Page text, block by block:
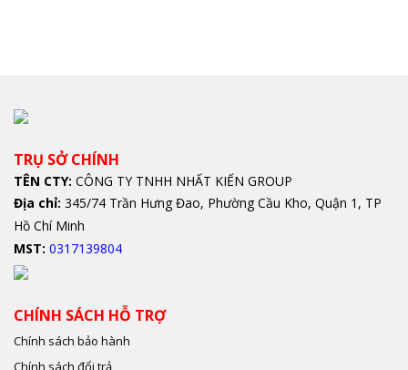
TRỤ SỞ CHÍNH
TÊN CTY: CÔNG TY TNHH NHẤT KIẾN GROUP
Địa chỉ: 345/74 Trần Hưng Đao, Phường Cầu Kho, Quận 1, TP
Hồ Chí Minh
MST: 0317139804
CHÍNH SÁCH HỖ TRỢ
Chính sách bảo hành
Chính sách đổi trả